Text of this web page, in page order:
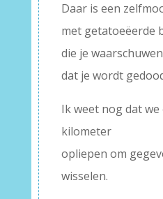
Daar is een
met getatoeëerde
die je waarschuwen
dat je wordt
Ik weet nog dat
kilometer
opliepen om
wisselen.